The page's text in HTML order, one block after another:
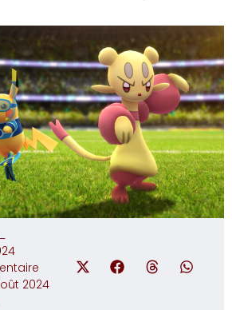
2024